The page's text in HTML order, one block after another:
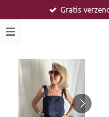
direct
naar
Gratis